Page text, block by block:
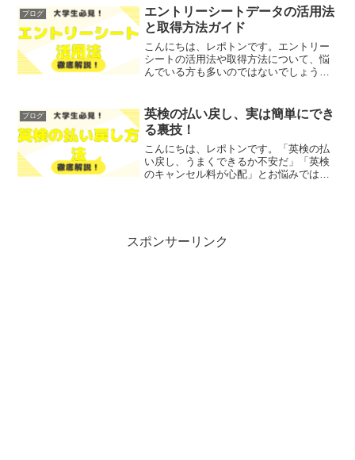
します！レポトンこの記事は次のような
人におすすめ！I...
ブログ
エントリーシートデータの活用法
と取得方法ガイド
こんにちは、レポトンです。エントリー
シートの活用法や取得方法について、悩
んでいる方も多いのではないでしょう
く解説します！レポトンこの記事は次の
ような人におすすめ！エン...
ブログ
英検の払い戻し、実は簡単にでき
る裏技！
こんにちは、レポトンです。「英検の払
い戻し、うまくできるか不安だ」「英検
のキャンセル料が心配」とお悩みではな
スポンサーリンク